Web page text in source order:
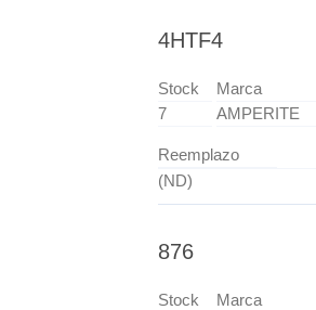
4HTF4
Stock Marca
7
AMPERITE
Reemplazo
(ND)
876
Stock Marca